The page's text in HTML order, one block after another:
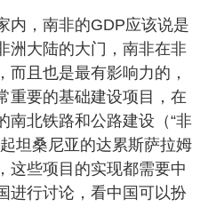
，南非的GDP应该说是
洲大陆的大门，南非在非
且也是最有影响力的，
重要的基础建设项目，在
南北铁路和公路建设（“非
坦桑尼亚的达累斯萨拉姆
这些项目的实现都需要中
进行讨论，看中国可以扮